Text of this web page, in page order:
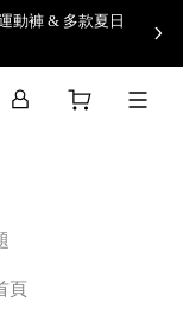
動褲 & 多款夏日
頁